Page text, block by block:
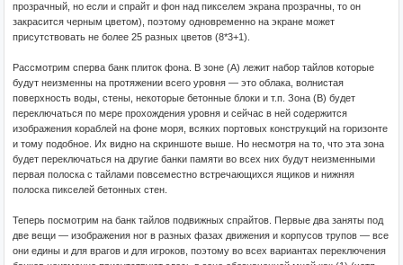
прозрачный, но если и спрайт и фон над пикселем экрана прозрачны, то он
закрасится черным цветом), поэтому одновременно на экране может
присутствовать не более 25 разных цветов (8*3+1).
Рассмотрим сперва банк плиток фона. В зоне (A) лежит набор тайлов которые
будут неизменны на протяжении всего уровня — это облака, волнистая
поверхность воды, стены, некоторые бетонные блоки и т.п. Зона (B) будет
переключаться по мере прохождения уровня и сейчас в ней содержится
изображения кораблей на фоне моря, всяких портовых конструкций на горизонте
и тому подобное. Их видно на скриншоте выше. Но несмотря на то, что эта зона
будет переключаться на другие банки памяти во всех них будут неизменными
первая полоска с тайлами повсеместно встречающихся ящиков и нижняя
полоска пикселей бетонных стен.
Теперь посмотрим на банк тайлов подвижных спрайтов. Первые два заняты под
две вещи — изображения ног в разных фазах движения и корпусов трупов — все
они едины и для врагов и для игроков, поэтому во всех вариантах переключения